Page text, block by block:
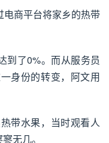
商平台将家乡的热带
到了0%。而从服务员
身份的转变，阿文用
带水果，当时观看人
无几。